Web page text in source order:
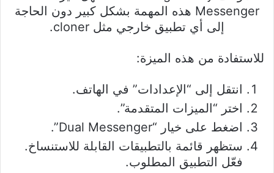
Messenger هذه المهمة بشكل كبير دون الحاجة
إلى أي تطبيق خارجي مثل cloner.
للاستفادة من هذه الميزة:
انتقل إلى “الإعدادات” في الهاتف.
اختر “الميزات المتقدمة”.
اضغط على خيار “Dual Messenger”.
ستظهر قائمة بالتطبيقات القابلة للاستنساخ.
فعّل التطبيق المطلوب.